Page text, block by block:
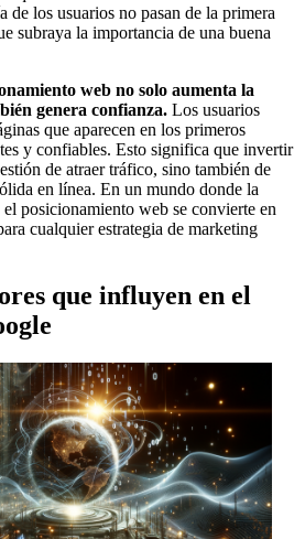
de los usuarios no pasan de la primera
subraya la importancia de una buena
web no solo aumenta la
genera confianza. Los usuarios
que aparecen en los primeros
y confiables. Esto significa que invertir
de atraer tráfico, sino también de
en línea. En un mundo donde la
posicionamiento web se convierte en
cualquier estrategia de marketing
que influyen en el